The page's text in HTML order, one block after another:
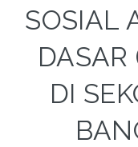
SOSIAL
DI